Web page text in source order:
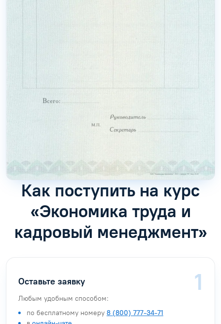
Как поступить на курс
«Экономика труда и
кадровый менеджмент»
Оставьте заявку
Любым удобным способом:
по бесплатному номеру 8 (800) 777-34-71